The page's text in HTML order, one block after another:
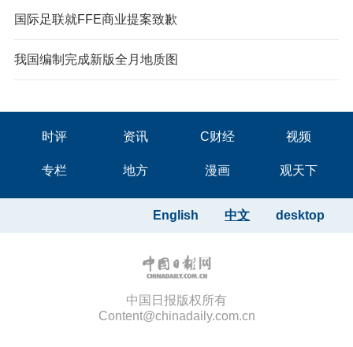
国际足联就FFE商业提案致歉
我国编制完成新版全月地质图
时评 资讯 C财经 视频
专栏 地方 漫画 观天下
desktop
中文
English
中国日报版权所有
Content@chinadaily.com.cn